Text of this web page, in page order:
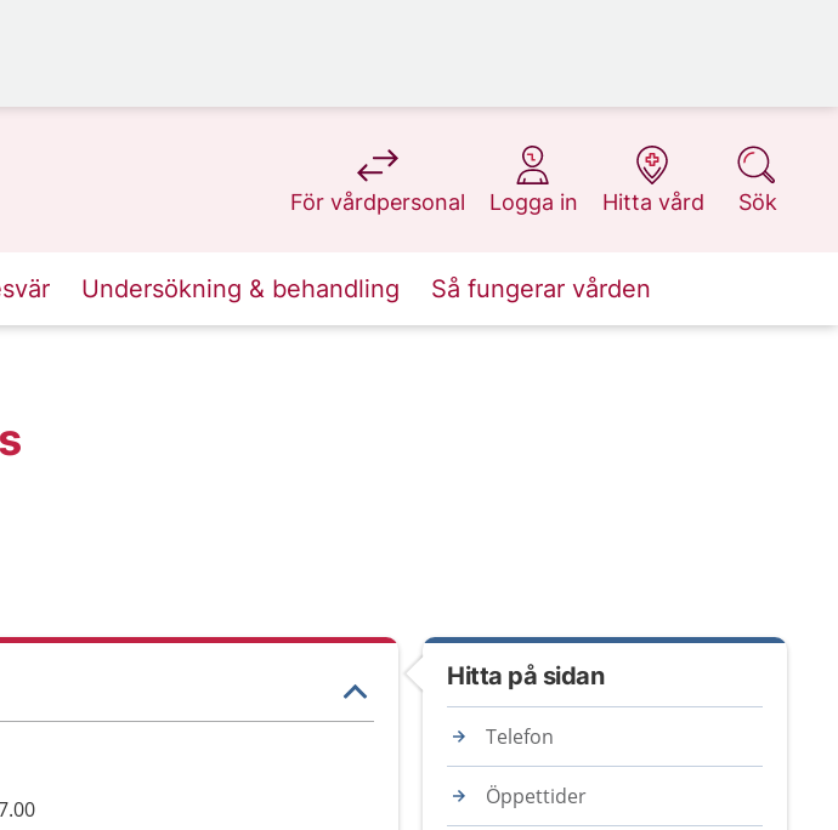
För vårdpersonal
på 1177.se
Logga in
på 1177.se
Hitta vård
på 1177.se
Sök
på 1177.se
Undersökning & behandling Så fungerar vården
Hitta på sidan
Telefon
Öppettider